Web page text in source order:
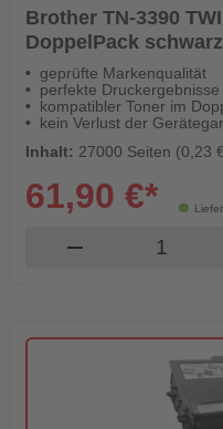
Brother TN-3390
DoppelPack
geprüfte Markenqualität
perfekte Druckergebnisse
kompatibler Toner im
kein Verlust der
Inhalt: 27000 Seiten (0,23
61,90 €*
remove Produkt